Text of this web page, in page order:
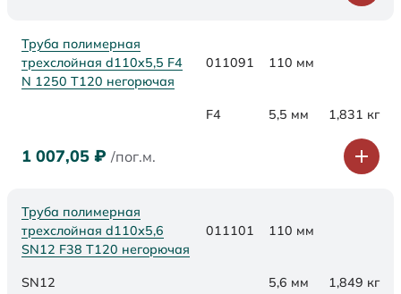
Труба полимерная
трехслойная d110x5,5 F4
N 1250 Т120 негорючая
011091 110 мм
F4 5,5 мм 1,831 кг
1 007,05 ₽ /пог.м.
Труба полимерная
трехслойная d110х5,6
SN12 F38 Т120 негорючая
011101 110 мм
SN12 5,6 мм 1,849 кг